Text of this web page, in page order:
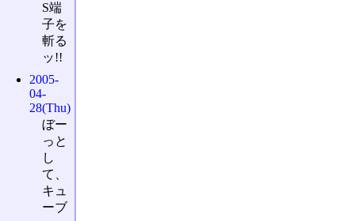
S端
子を
斬る
ッ!!
2005-
04-
28(Thu)
ぼー
っと
し
て、
キュ
ーブ